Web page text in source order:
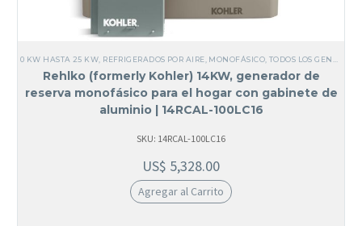
0 KW HASTA 25 KW, REFRIGERADOS POR AIRE, MONOFÁSICO, TODOS LOS GENERADORES
Rehlko (formerly Kohler) 14KW, generador de
reserva monofásico para el hogar con gabinete de
aluminio | 14RCAL-100LC16
SKU: 14RCAL-100LC16
US$ 5,328.00
Agregar al Carrito